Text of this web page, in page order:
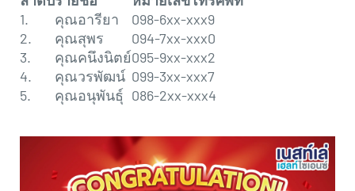
1.
คุณอารียา
098-6xx-xxx9
2.
คุณสุพร
094-7xx-xxx0
3.
คุณคนึงนิตย์095-9xx-xxx2
4.
คุณวรพัฒน์ 099-3xx-xxx7
5.
คุณอนุพันธุ์ 086-2xx-xxx4